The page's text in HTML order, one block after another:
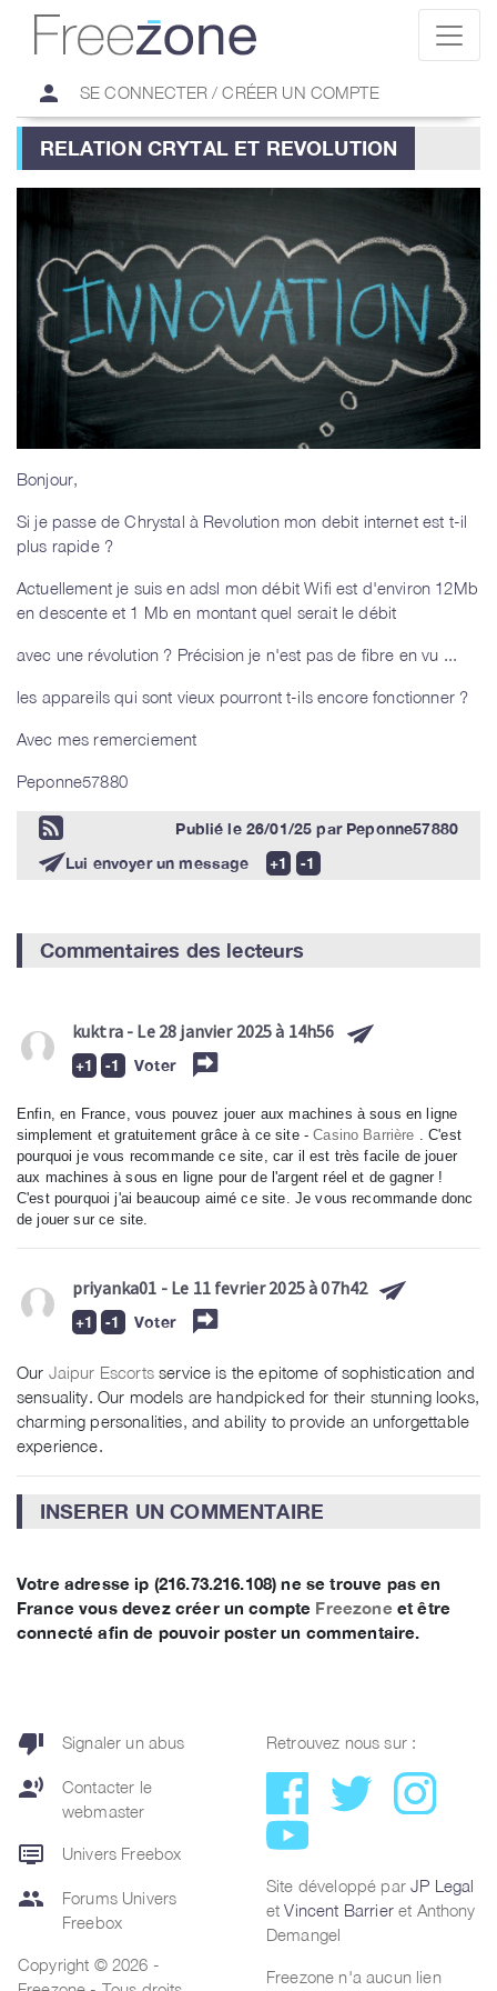
person SE CONNECTER / CRÉER UN COMPTE
RELATION CRYTAL ET REVOLUTION
Bonjour,
Si je passe de Chrystal à Revolution mon debit internet est t-il
plus rapide ?
Actuellement je suis en adsl mon débit Wifi est d'environ 12Mb
en descente et 1 Mb en montant quel serait le débit
avec une révolution ? Précision je n'est pas de fibre en vu ...
les appareils qui sont vieux pourront t-ils encore fonctionner ?
Avec mes remerciement
Peponne57880
Publié le 26/01/25 par Peponne57880
Lui envoyer un message
Commentaires des lecteurs
kuktra- Le 28 janvier 2025 à 14h56
Voter
Enfin, en France, vous pouvez jouer aux machines à sous en ligne
simplement et gratuitement grâce à ce site -Casino Barrière . C'est
pourquoi je vous recommande ce site, car il est très facile de jouer
aux machines à sous en ligne pour de l'argent réel et de gagner !
C'est pourquoi j'ai beaucoup aimé ce site. Je vous recommande donc
de jouer sur ce site.
priyanka01 - Le 11 fevrier 2025 à 07h42
Voter
Our Jaipur Escortsservice is the epitome of sophistication and
sensuality. Our models are handpicked for their stunning looks,
charming personalities, and ability to provide an unforgettable
experience.
INSERER UN COMMENTAIRE
Votre adresse ip (216.73.216.108) ne se trouve pas en
France vous devez créer un compte Freezone et être
connecté afin de pouvoir poster un commentaire.
thumb_down Signaler un abus
record_voice_over
Contacter le
webmaster
dvr Univers Freebox
group
Forums Univers
Freebox
Copyright © 2026 -
Retrouvez nous sur :
Site développé parJP Legal
etVincent Barrieret Anthony
Demangel
Freezone n'a aucun lien